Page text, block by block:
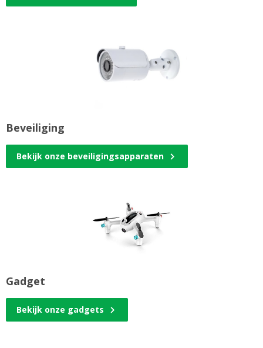
Beveiliging
Bekijk onze beveiligingsapparaten
Gadget
Bekijk onze gadgets